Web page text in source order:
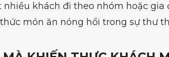
khách đi theo nhóm hoặc gia
món ăn nóng hổi trong sự thư